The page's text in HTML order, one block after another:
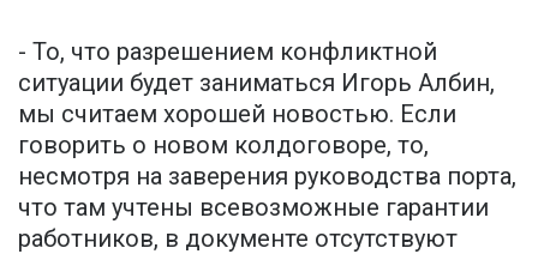
- То, что разрешением конфликтной
ситуации будет заниматься Игорь Албин,
мы считаем хорошей новостью. Если
говорить о новом колдоговоре, то,
несмотря на заверения руководства порта,
что там учтены всевозможные гарантии
работников, в документе отсутствуют